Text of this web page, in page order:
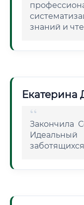
знаний и
Екатерина
Закончила